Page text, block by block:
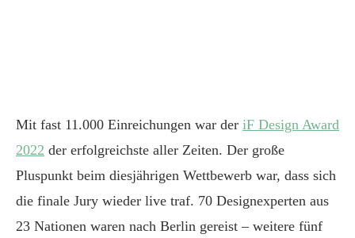
Mit fast 11.000 Einreichungen war der iF Design Award
2022 der erfolgreichste aller Zeiten. Der große
Pluspunkt beim diesjährigen Wettbewerb war, dass sich
die finale Jury wieder live traf. 70 Designexperten aus
23 Nationen waren nach Berlin gereist – weitere fünf